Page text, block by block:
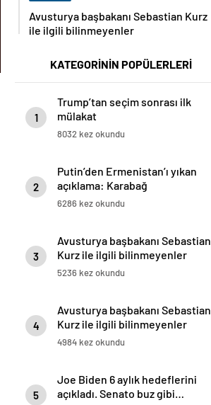
Avusturya başbakanı Sebastian Kurz
ile ilgili bilinmeyenler
KATEGORİNİN POPÜLERLERİ
1
Trump’tan seçim sonrası ilk
mülakat
8032 kez okundu
2
Putin’den Ermenistan’ı yıkan
açıklama: Karabağ
Azerbaycan’ın ayrılmaz bir
6286 kez okundu
3
Avusturya başbakanı Sebastian
Kurz ile ilgili bilinmeyenler
5236 kez okundu
4
Avusturya başbakanı Sebastian
Kurz ile ilgili bilinmeyenler
4984 kez okundu
5
Joe Biden 6 aylık hedeflerini
açıkladı. Senato buz gibi…